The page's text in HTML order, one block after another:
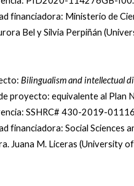
financiadora: Ministerio de
Bel y Silvia Perpiñán
Bilingualism and intellectual
proyecto: equivalente al Plan
SSHRC# 430-2019-
financiadora: Social Sciences
Juana M. Liceras (University